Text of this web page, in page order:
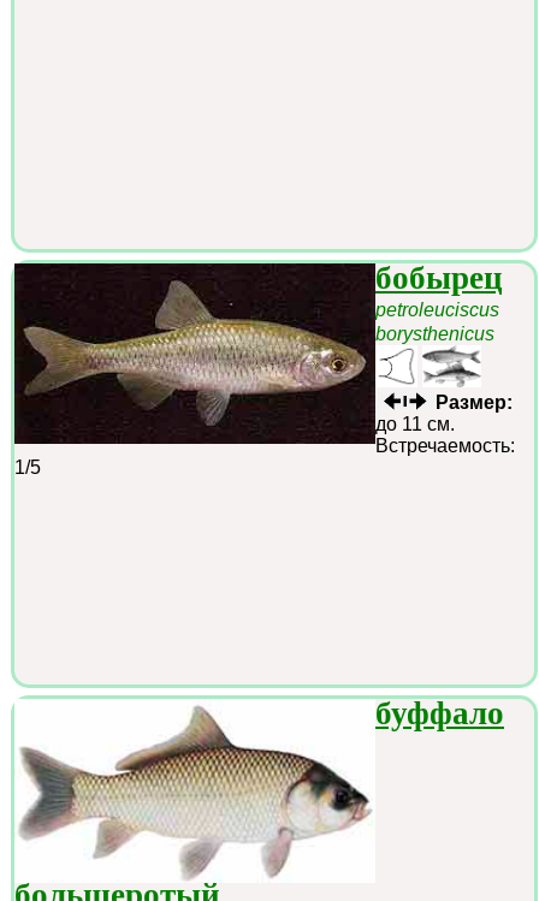
бобырец
petroleuciscus
borysthenicus
Размер:
до 11 см.
Встречаемость:
1/5
буффало